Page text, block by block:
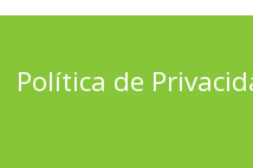
Política de